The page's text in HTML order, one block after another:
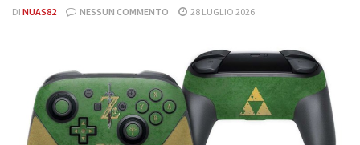
DI NUAS82 NESSUN COMMENTO 28 LUGLIO 2026